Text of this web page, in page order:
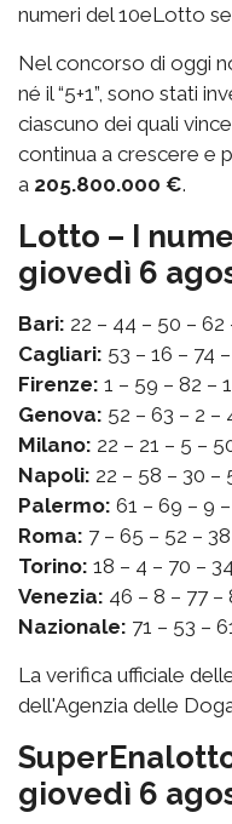
numeri del 10eLotto
Nel concorso di oggi
né il “5+1”, sono stati
ciascuno dei quali vince
continua a crescere e
a 205.800.000 €.
Lotto – I
giovedì 6
Bari: 22 – 44 – 50 – 62
Cagliari: 53 – 16 – 74
Firenze: 1 – 59 – 82 –
Genova: 52 – 63 – 2 –
Milano: 22 – 21 – 5 –
Napoli: 22 – 58 – 30 –
Palermo: 61 – 69 – 9
Roma: 7 – 65 – 52 –
Torino: 18 – 4 – 70 –
Venezia: 46 – 8 – 77 –
Nazionale: 71 – 53 –
La verifica ufficiale
dell'Agenzia delle
giovedì 6